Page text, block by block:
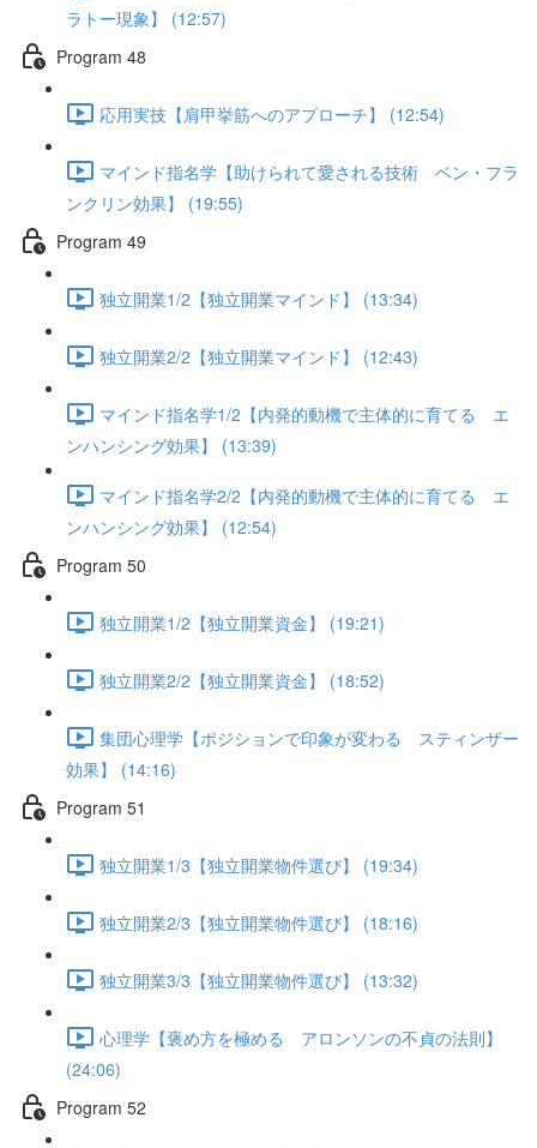
ラトー現象】 (12:57)
Program 48
応用実技【肩甲挙筋へのアプローチ】 (12:54)
マインド指名学【助けられて愛される技術 ベン・フラ
ンクリン効果】 (19:55)
Program 49
独立開業1/2【独立開業マインド】 (13:34)
独立開業2/2【独立開業マインド】 (12:43)
マインド指名学1/2【内発的動機で主体的に育てる エ
ンハンシング効果】 (13:39)
マインド指名学2/2【内発的動機で主体的に育てる エ
ンハンシング効果】 (12:54)
Program 50
独立開業1/2【独立開業資金】 (19:21)
独立開業2/2【独立開業資金】 (18:52)
集団心理学【ポジションで印象が変わる スティンザー
効果】 (14:16)
Program 51
独立開業1/3【独立開業物件選び】 (19:34)
独立開業2/3【独立開業物件選び】 (18:16)
独立開業3/3【独立開業物件選び】 (13:32)
心理学【褒め方を極める アロンソンの不貞の法則】
(24:06)
Program 52